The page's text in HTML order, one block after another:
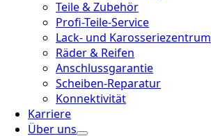
Teile & Zubehör
Profi-Teile-Service
Lack- und Karosseriezentrum
Räder & Reifen
Anschlussgarantie
Scheiben-Reparatur
Konnektivität
Karriere
Über uns